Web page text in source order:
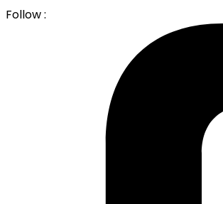
Follow :